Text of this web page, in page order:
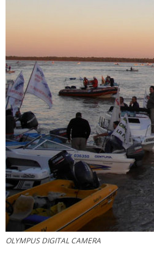
OLYMPUS DIGITAL CAMERA